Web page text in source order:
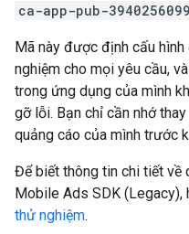
ca-app-pub-
Mã này được định cấu
nghiệm cho mọi yêu cầu,
trong ứng dụng của mình
gỡ lỗi. Bạn chỉ cần nhớ
quảng cáo của mình trước
Để biết thông tin chi tiết về
Mobile Ads SDK (Legacy),
thử nghiệm.